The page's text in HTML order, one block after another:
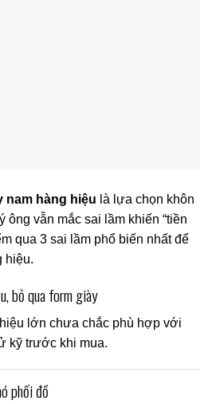
nam hàng hiệu là lựa chọn khôn
ông vẫn mắc sai lầm khiến “tiền
qua 3 sai lầm phổ biến nhất để
hiệu.
bỏ qua form giày
lớn chưa chắc phù hợp với
kỹ trước khi mua.
phối đồ